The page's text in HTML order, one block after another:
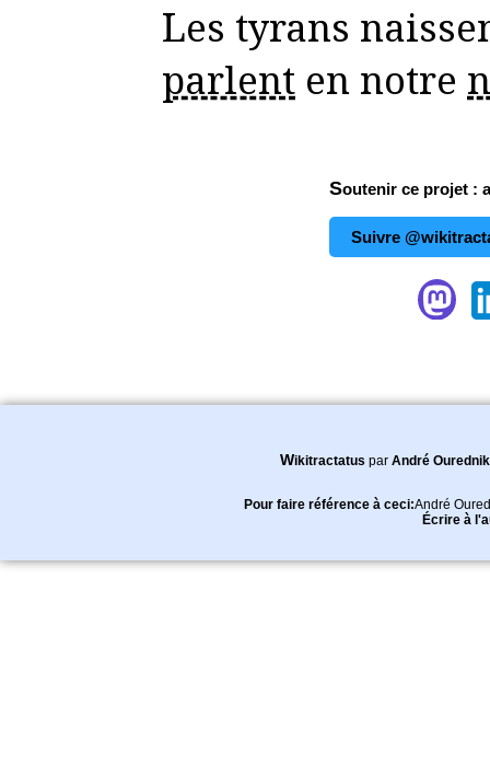
Les tyrans
parlent en notre
Soutenir ce projet :
Suivre
Wikitractatus par André Ourednik
Pour faire référence à ceci:André
Écrire à